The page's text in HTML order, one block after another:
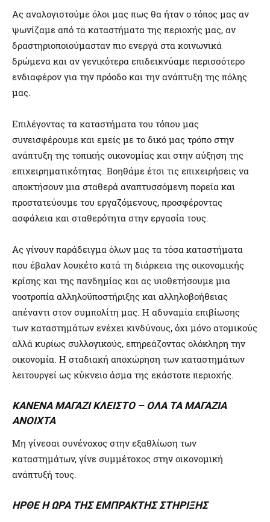
Ας αναλογιστούμε όλοι μας πως θα ήταν ο τόπος μας αν
ψωνίζαμε από τα καταστήματα της περιοχής μας, αν
δραστηριοποιούμασταν πιο ενεργά στα κοινωνικά
δρώμενα και αν γενικότερα επιδεικνύαμε περισσότερο
ενδιαφέρον για την πρόοδο και την ανάπτυξη της πόλης
μας.
Επιλέγοντας τα καταστήματα του τόπου μας
συνεισφέρουμε και εμείς με το δικό μας τρόπο στην
ανάπτυξη της τοπικής οικονομίας και στην αύξηση της
επιχειρηματικότητας. Βοηθάμε έτσι τις επιχειρήσεις να
αποκτήσουν μια σταθερά αναπτυσσόμενη πορεία και
προστατεύουμε του εργαζόμενους, προσφέροντας
ασφάλεια και σταθερότητα στην εργασία τους.
Ας γίνουν παράδειγμα όλων μας τα τόσα καταστήματα
που έβαλαν λουκέτο κατά τη διάρκεια της οικονομικής
κρίσης και της πανδημίας και ας υιοθετήσουμε μια
νοοτροπία αλληλοϋποστήριξης και αλληλοβοήθειας
απέναντι στον συμπολίτη μας. Η αδυναμία επιβίωσης
των καταστημάτων ενέχει κινδύνους, όχι μόνο ατομικούς
αλλά κυρίως συλλογικούς, επηρεάζοντας ολόκληρη την
οικονομία. Η σταδιακή αποχώρηση των καταστημάτων
λειτουργεί ως κύκνειο άσμα της εκάστοτε περιοχής.
ΚΑΝΕΝΑ ΜΑΓΑΖΙ ΚΛΕΙΣΤΟ – ΟΛΑ ΤΑ ΜΑΓΑΖΙΑ
ΑΝΟΙΧΤΑ
Μη γίνεσαι συνένοχος στην εξαθλίωση των
καταστημάτων, γίνε συμμέτοχος στην οικονομική
ανάπτυξή τους.
ΗΡΘΕ Η ΩΡΑ ΤΗΣ ΕΜΠΡΑΚΤΗΣ ΣΤΗΡΙΞΗΣ